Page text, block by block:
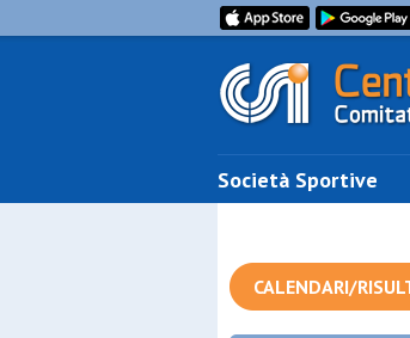
Società Sportive
CALENDARI/